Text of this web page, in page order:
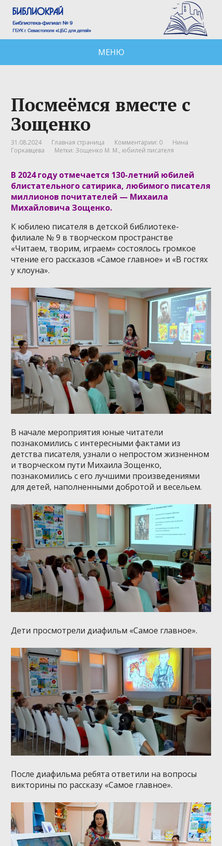
МЕНЮ
Посмеёмся вместе с
Зощенко
31.08.2024 Главная страница Комментарии: 0
Нина
Горкавцева
Метки: Зощенко М. М., юбилей писателя
В 2024 году отмечается 130-летний юбилей
блистательного сатирика, любимого писателя
миллионов почитателей — Михаила
Михайловича Зощенко.
К юбилею писателя в детской библиотеке-
филиале № 9 в творческом пространстве
«Читаем, творим, играем» состоялось громкое
чтение его рассказов «Самое главное» и «В гостях
у клоуна».
В начале мероприятия юные читатели
познакомились с интересными фактами из
детства писателя, узнали о непростом жизненном
и творческом пути Михаила Зощенко,
познакомились с его лучшими произведениями
для детей, наполненными добротой и весельем.
Дети просмотрели диафильм «Самое главное».
После диафильма ребята ответили на вопросы
викторины по рассказу «Самое главное».